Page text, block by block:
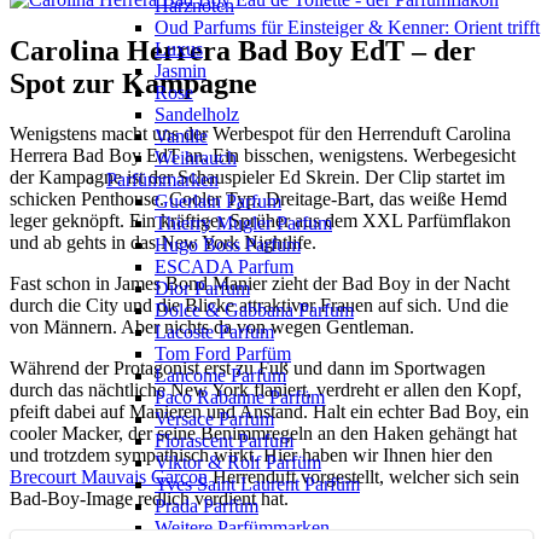
Harznoten
Oud Parfums für Einsteiger & Kenner: Orient trifft
Luxus
Jasmin
Rose
Sandelholz
Vanille
Weihrauch
Parfümmarken
Guerlain Parfum
Thierry Mugler Parfum
Hugo Boss Parfum
ESCADA Parfum
Dior Parfum
Dolce & Gabbana Parfum
Lacoste Parfum
Tom Ford Parfüm
Lancome Parfum
Paco Rabanne Parfüm
Versace Parfum
Florascent Parfum
Viktor & Rolf Parfüm
Yves Saint Laurent Parfüm
Prada Parfüm
Weitere Parfümmarken
Carolina Herrera Bad Boy EdT – der
Spot zur Kampagne
Wenigstens macht uns der Werbespot für den Herrenduft Carolina
Herrera Bad Boy EdT an. Ein bisschen, wenigstens. Werbegesicht
der Kampagne ist der Schauspieler Ed Skrein. Der Clip startet im
schicken Penthouse. Cooler Typ, Dreitage-Bart, das weiße Hemd
leger geknöpft. Ein kräftiger Sprüher aus dem XXL Parfümflakon
und ab gehts in das New York Nightlife.
Fast schon in James Bond Manier zieht der Bad Boy in der Nacht
durch die City und die Blicke attraktiver Frauen auf sich. Und die
von Männern. Aber nichts da von wegen Gentleman.
Während der Protagonist erst zu Fuß und dann im Sportwagen
durch das nächtliche New York flaniert, verdreht er allen den Kopf,
pfeift dabei auf Manieren und Anstand. Halt ein echter Bad Boy, ein
cooler Macker, der seine Benimmregeln an den Haken gehängt hat
und trotzdem sympathisch wirkt. Hier haben wir Ihnen hier den
Brecourt Mauvais GarconHerrenduft vorgestellt, welcher sich sein
Bad-Boy-Image redlich verdient hat.